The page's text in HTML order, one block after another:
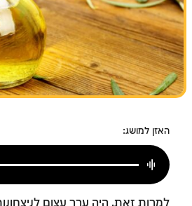
צומות החורבן
חנוכה
פורים
האזן למושג:
למרות זאת, היה ערך עצום